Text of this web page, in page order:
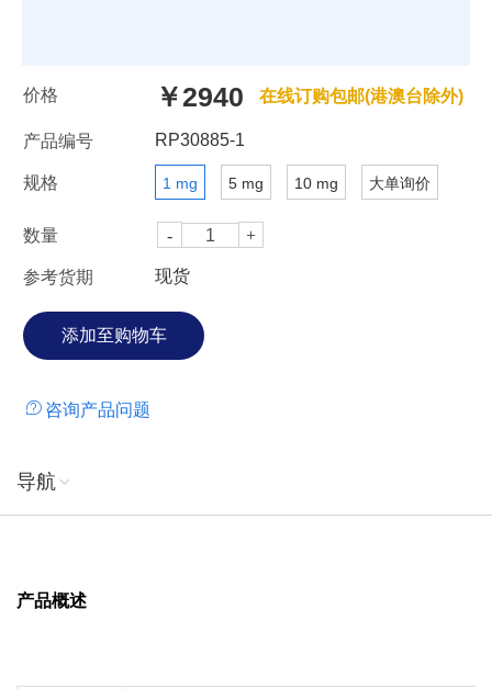
价格 ￥2940 在线订购包邮(港澳台除外)
产品编号 RP30885-1
规格 1 mg 5 mg 10 mg 大单询价
数量
参考货期 现货
咨询产品问题
导航
产品概述